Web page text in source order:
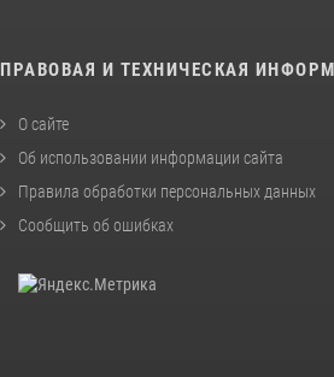
ПРАВОВАЯ И ТЕХНИЧЕСКАЯ
О сайте
Об использовании информации сайта
Правила обработки персональных данных
Сообщить об ошибках